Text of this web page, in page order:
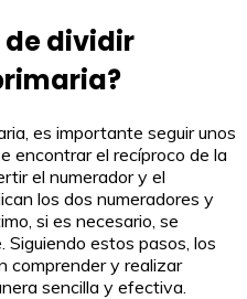
de dividir
es importante seguir unos
encontrar el recíproco de la
el numerador y el
los dos numeradores y
si es necesario, se
estos pasos, los
comprender y realizar
sencilla y efectiva.